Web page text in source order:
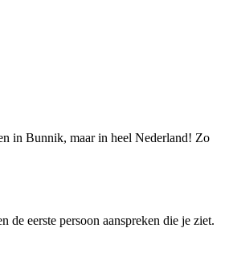
in Bunnik, maar in heel Nederland! Zo
eerste persoon aanspreken die je ziet.